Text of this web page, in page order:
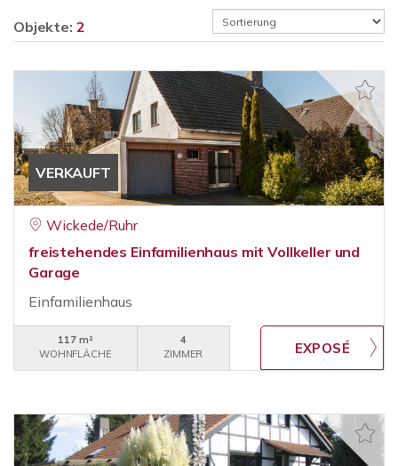
Objekte: 2
VERKAUFT
Wickede/Ruhr
freistehendes Einfamilienhaus mit Vollkeller und
Garage
Einfamilienhaus
117 m²
WOHNFLÄCHE
4
ZIMMER